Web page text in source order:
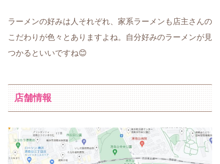
ラーメンの好みは人それぞれ、家系ラーメンも店主さんの
こだわりが色々とありますよね。自分好みのラーメンが見
つかるといいですね😊
店舗情報